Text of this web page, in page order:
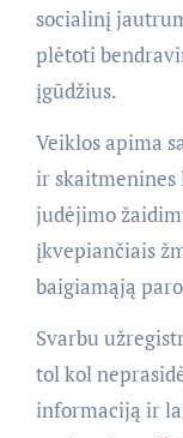
socialinį
plėtoti
įgūdžius.
Veiklos apima
ir skaitmenines
judėjimo
įkvepiančiais
baigiamąją
Svarbu
tol kol
informaciją ir